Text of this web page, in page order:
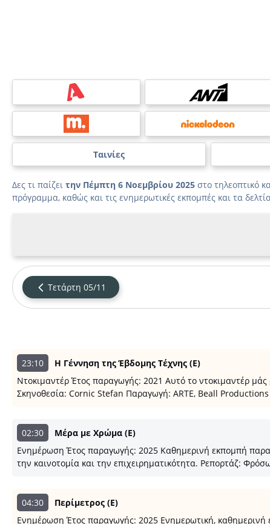
Ταινίες
Δες τι παίζει την Πέμπτη 6 Νοεμβρίου 2025 στο τηλεοπτικό
πρόγραμμα, καθώς και τις ενημερωτικές εκπομπές και τα
Τετάρτη 05/11
23:10
Η Γέννηση της Έβδομης Τέχνης (E)
Ντοκιμαντέρ Έτος παραγωγής: 2021 Αυτό το ντοκιμαντέρ
Σκηνοθεσία: Cornic Stefan Παραγωγή: ARTE, Beall Productions
02:30
Μέρα με Χρώμα (E)
Ενημέρωση Έτος παραγωγής: 2025 Καθημερινή εκπομπή
την καινοτομία και την επιχειρηματικότητα. Ρεπορτάζ:
04:30
Περίμετρος (E)
Ενημέρωση Έτος παραγωγής: 2025 Ενημερωτική, καθημερινή